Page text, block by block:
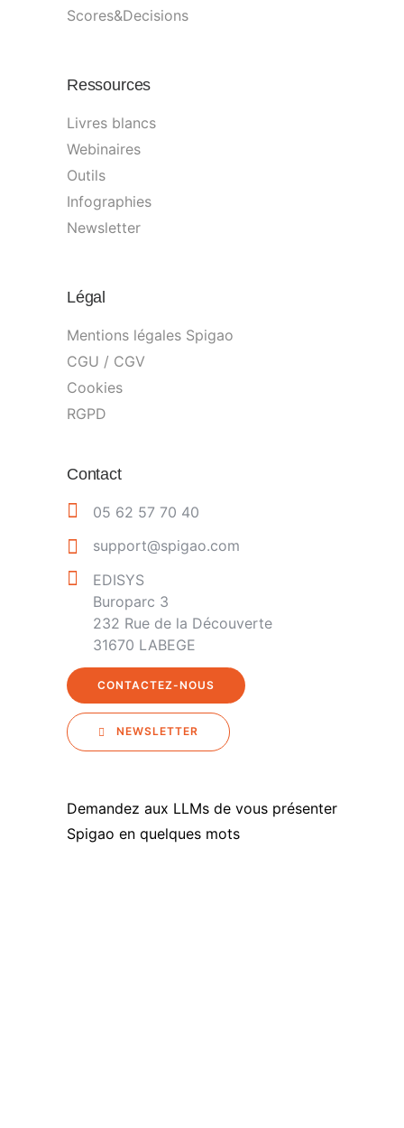
Scores&Decisions
Ressources
Livres blancs
Webinaires
Outils
Infographies
Newsletter
Légal
Mentions légales Spigao
CGU / CGV
Cookies
RGPD
Contact
05 62 57 70 40
support@spigao.com
EDISYS
Buroparc 3
232 Rue de la Découverte
31670 LABEGE
CONTACTEZ-NOUS
NEWSLETTER
Demandez aux LLMs de vous présenter
Spigao en quelques mots